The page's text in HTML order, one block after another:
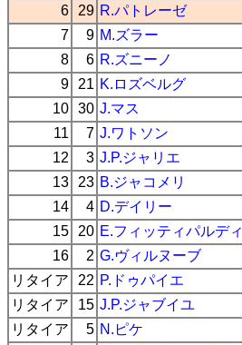
6
29 R.パトレーゼ
7
9 M.ズラー
8
6 R.ズニーノ
9
21 K.ロズベルグ
10 30 J.マス
11
7 J.ワトソン
12
3 J.P.ジャリエ
13
23 B.ジャコメリ
14
4 D.デイリー
15
20 E.フィッティパルディ
16
2 G.ヴィルヌーブ
リタイア
22 P.ドゥパイエ
リタイア
15 J.P.ジャブイユ
リタイア
5 N.ピケ